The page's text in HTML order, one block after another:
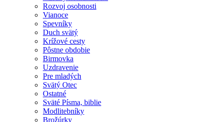
Rozvoj osobnosti
Vianoce
Spevníky
Duch svätý
Krížové cesty
Pôstne obdobie
Birmovka
Uzdravenie
Pre mladých
Svätý Otec
Ostatné
Sväté Písma, biblie
Modlitebníky
Brožúrky